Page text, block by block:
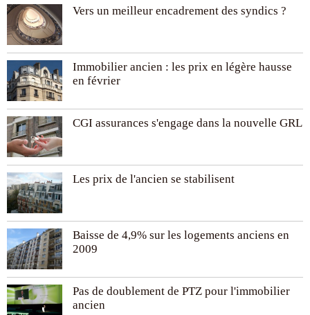
Vers un meilleur encadrement des syndics ?
Immobilier ancien : les prix en légère hausse
en février
CGI assurances s'engage dans la nouvelle GRL
Les prix de l'ancien se stabilisent
Baisse de 4,9% sur les logements anciens en
2009
Pas de doublement de PTZ pour l'immobilier
ancien